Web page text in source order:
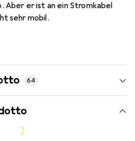
Aber er ist an ein Stromkabel
sehr mobil.
64